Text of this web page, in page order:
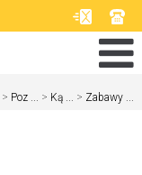
> Poz ... > Ką ... > Zabawy ...